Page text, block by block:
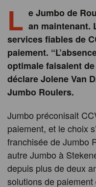
L e Jumbo de
an maintenant.
services fiables de
paiement.
optimale faisaient
déclare Jolene Van
Jumbo Roulers.
Jumbo préconisait
paiement, et le choix
franchisée de Jumbo
autre Jumbo à
depuis plus de deux
solutions de paiement